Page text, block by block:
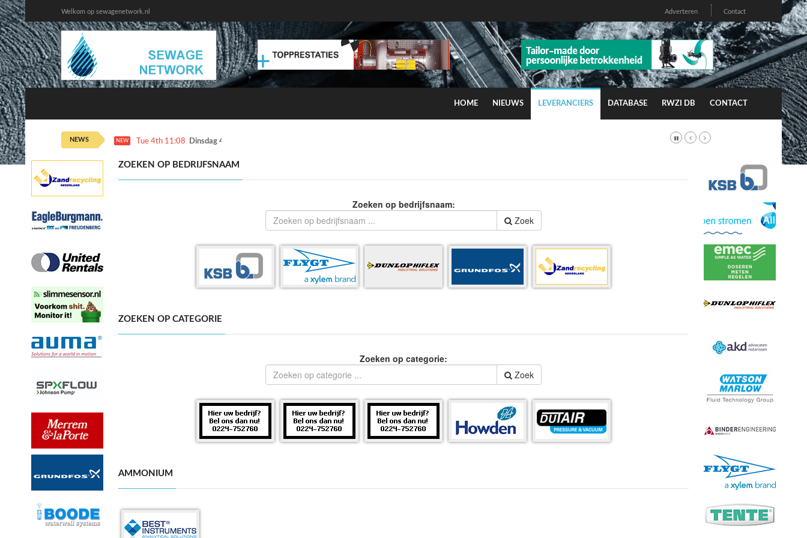
Welkom op sewagenetwork.nl Adverteren Contact
HOME NIEUWS LEVERANCIERS DATABASE RWZI DB CONTACT
NEWS NEW Tue 4th 11:08 Dinsdag 4 augustus kans op smog door ozon
ZOEKEN OP BEDRIJFSNAAM
Zoeken op bedrijfsnaam:
Zoek
ZOEKEN OP CATEGORIE
Zoeken op categorie:
Zoek
AMMONIUM